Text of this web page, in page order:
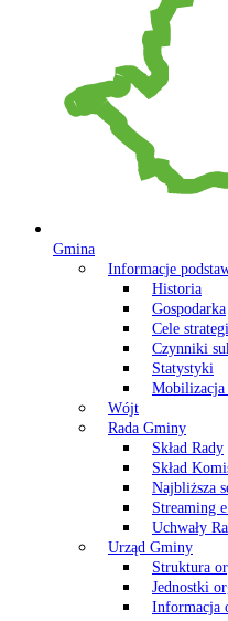
Gmina
Informacje
Historia
Gospodarka
Cele
Czynniki
Statystyki
Mobilizacja
Wójt
Rada Gminy
Skład Rady
Skład
Najbliższa
Streaming
Uchwały
Urząd Gminy
Struktura
Jednostki
Informacja